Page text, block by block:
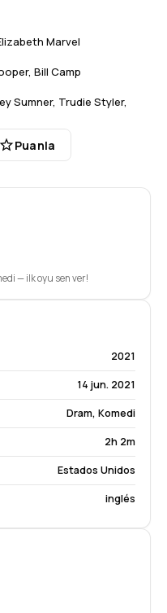
Marvel
, Bill Camp
Sumner, Trudie Styler,
Puanla
— ilk oyu sen ver!
2021
14 jun. 2021
Dram, Komedi
2h 2m
Estados Unidos
inglés